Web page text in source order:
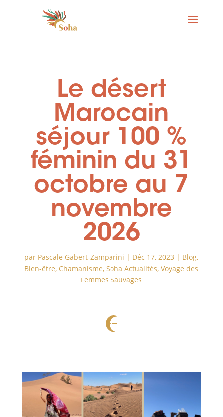
Le désert
Marocain
séjour 100 %
féminin du 31
octobre au 7
novembre
2026
par Pascale Gabert-Zamparini | Déc 17, 2023 | Blog,
Bien-être, Chamanisme,Soha Actualités,Voyage des
Femmes Sauvages